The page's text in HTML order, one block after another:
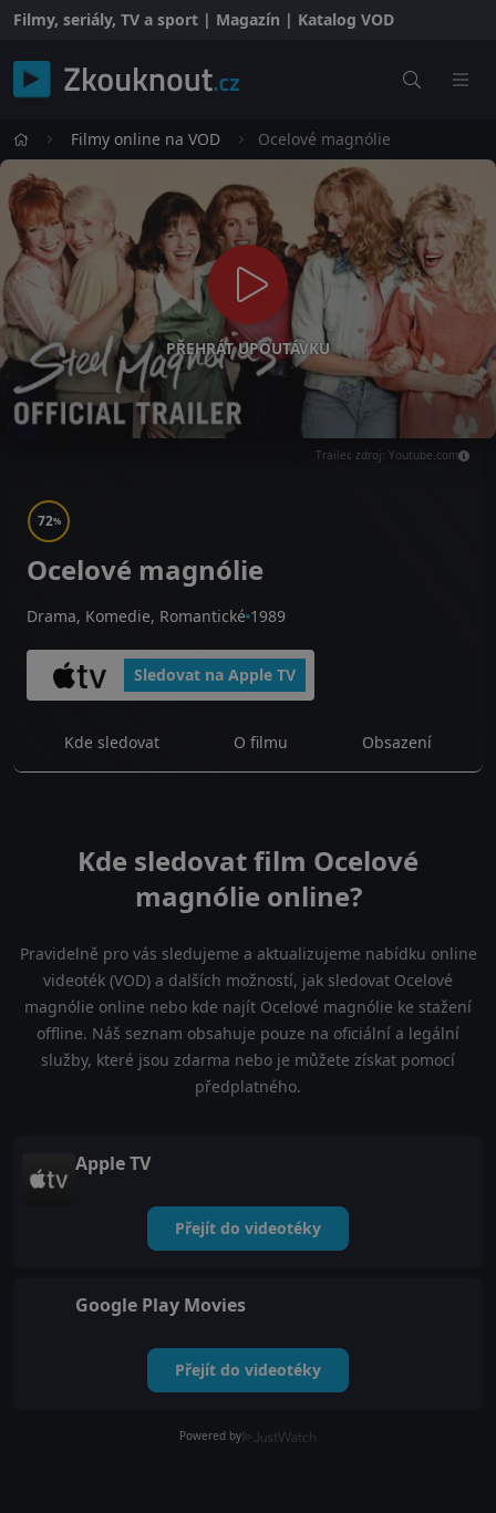
Filmy, seriály, TV a sport | Magazín | Katalog VOD
Filmy online na VOD Ocelové magnólie
PŘEHRÁT UPOUTÁVKU
Trailer, zdroj: Youtube.com
72%
Ocelové magnólie
Drama, Komedie, Romantické 1989
Sledovat na Apple TV
Kde sledovat O filmu Obsazení
Kde sledovat film Ocelové
magnólie online?
Pravidelně pro vás sledujeme a aktualizujeme nabídku online
videoték (VOD) a dalších možností, jak sledovat Ocelové
magnólie online nebo kde najít Ocelové magnólie ke stažení
offline. Náš seznam obsahuje pouze na oficiální a legální
služby, které jsou zdarma nebo je můžete získat pomocí
předplatného.
Apple TV
Přejít do videotéky
Google Play Movies
Přejít do videotéky
Powered by